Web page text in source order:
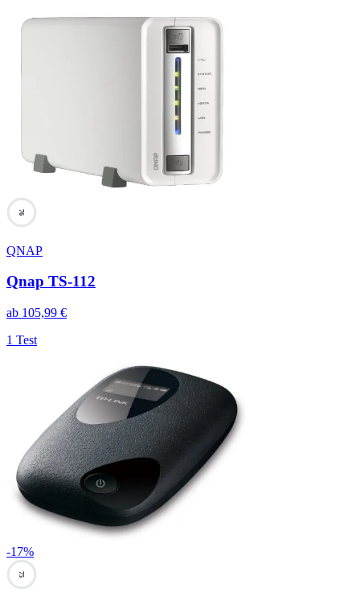
76
QNAP
Qnap TS-112
ab 105,99 €
1 Test
-17%
75